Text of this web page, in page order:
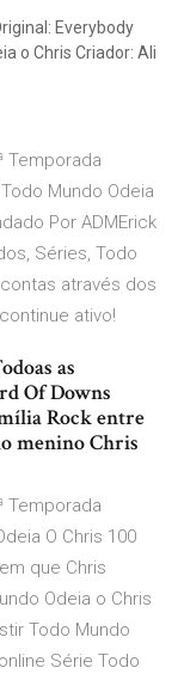
Everybody
o Chris Criador: Ali
Temporada
Mundo Odeia
Por ADMErick
Séries, Todo
através dos
ativo!
as
Of Downs
Rock entre
menino Chris
Temporada
O Chris 100
que Chris
Odeia o Chris
Todo Mundo
Série Todo